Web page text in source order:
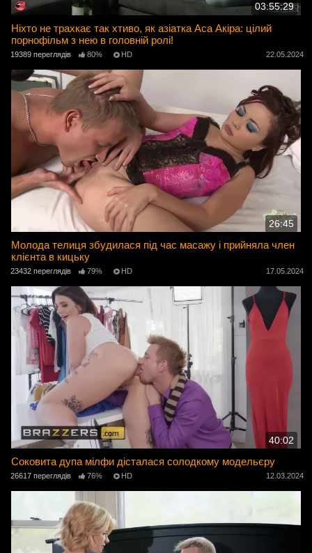
03:55:29
Ніхто не трахкає так хтиво, як азіатка Аса Акіра: цілий
порнофільм з нею в головній ролі!
19389 переглядів 80% HD 22.05.2024
26:45
Молода телиця збудилася під час масажу і прийняла член
клієнта в кицьку
23432 переглядів 79% HD 17.05.2024
40:02
Соковита дупа мілфи дісталася солодкому модельєру
26617 переглядів 76% HD 12.03.2024